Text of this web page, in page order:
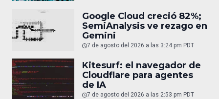
Google Cloud creció 82%;
SemiAnalysis ve rezago en
Gemini
7 de agosto del 2026 a las 3:24 pm PDT
Kitesurf: el navegador de
Cloudflare para agentes
de IA
7 de agosto del 2026 a las 2:53 pm PDT